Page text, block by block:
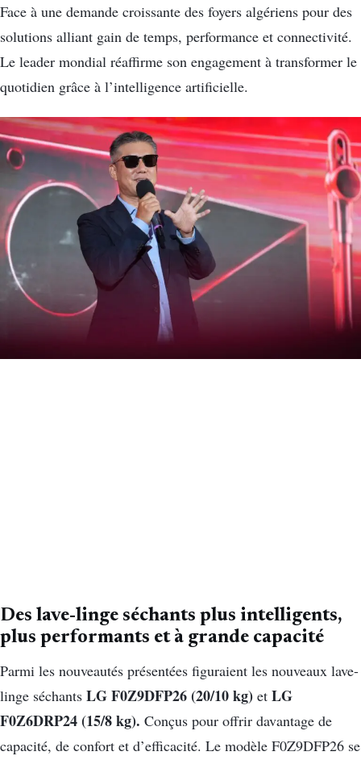
Face à une demande croissante des foyers algériens pour des
solutions alliant gain de temps, performance et connectivité.
Le leader mondial réaffirme son engagement à transformer le
quotidien grâce à l’intelligence artificielle.
Des lave-linge séchants plus intelligents,
plus performants et à grande capacité
Parmi les nouveautés présentées figuraient les nouveaux lave-
linge séchants LG F0Z9DFP26 (20/10 kg) et LG
F0Z6DRP24 (15/8 kg). Conçus pour offrir davantage de
capacité, de confort et d’efficacité. Le modèle F0Z9DFP26 se